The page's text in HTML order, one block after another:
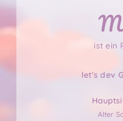
ist ein
let's dev
Alter